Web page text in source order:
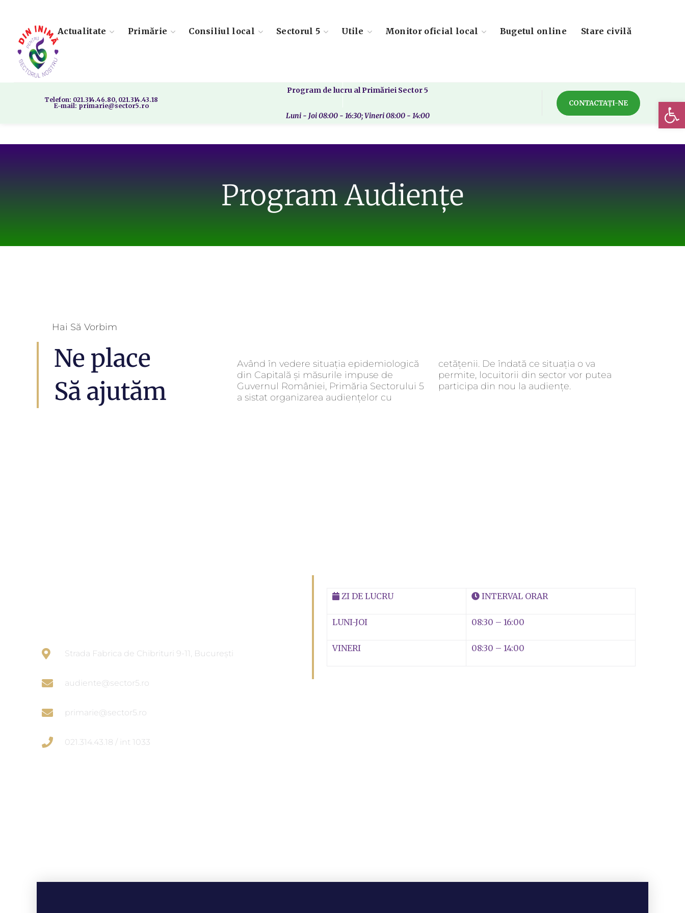
Actualitate Primărie Consiliul local Sectorul 5 Utile Monitor oficial local Bugetul online Stare civilă
Telefon: 021.314.46.80, 021.314.43.18
E-mail: primarie@sector5.ro
Program de lucru al Primăriei Sector 5
Luni - Joi 08:00 - 16:30; Vineri 08:00 - 14:00
CONTACTAȚI-NE
Program Audiențe
Hai Să Vorbim
Ne place
Să ajutăm
Având în vedere situația epidemiologică
din Capitală și măsurile impuse de
Guvernul României, Primăria Sectorului 5
a sistat organizarea audiențelor cu
cetățenii. De îndată ce situația o va
permite, locuitorii din sector vor putea
participa din nou la audiențe.
Strada Fabrica de Chibrituri 9-11, București
audiente@sector5.ro
primarie@sector5.ro
021.314.43.18 / int 1033
ZI DE LUCRU INTERVAL ORAR
LUNI-JOI 08:30 – 16:00
VINERI 08:30 – 14:00